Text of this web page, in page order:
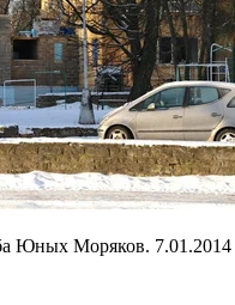
Юных Моряков. 7.01.2014